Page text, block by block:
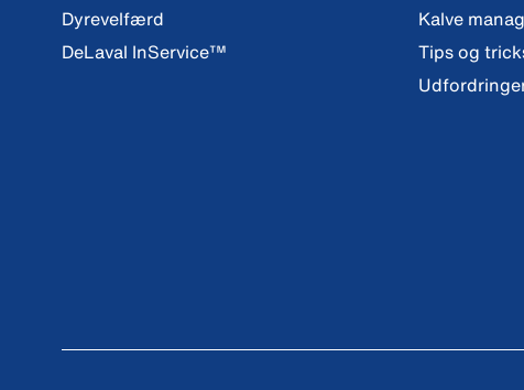
Dyrevelfærd
DeLaval InService™
Kalve
Tips og